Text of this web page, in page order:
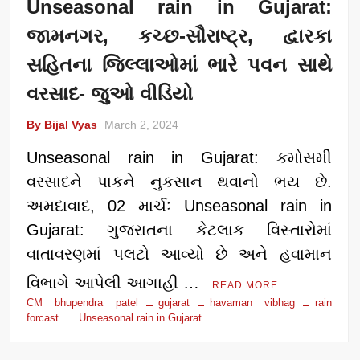
Unseasonal rain in Gujarat:
જામનગર, કચ્છ-સૌરાષ્ટ્ર, દ્વારકા
સહિતના જિલ્લાઓમાં ભારે પવન સાથે
વરસાદ- જુઓ વીડિયો
By Bijal Vyas March 2, 2024
Unseasonal rain in Gujarat: કમોસમી
વરસાદને પાકને નુકસાન થવાનો ભય છે.
અમદાવાદ, 02 માર્ચઃ Unseasonal rain in
Gujarat: ગુજરાતના કેટલાક વિસ્તારોમાં
વાતાવરણમાં પલટો આવ્યો છે અને હવામાન
વિભાગે આપેલી આગાહી …
READ MORE
CM bhupendra patel gujarat havaman vibhag
rain
forcast
Unseasonal rain in Gujarat